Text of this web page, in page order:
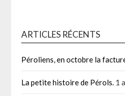
ARTICLES RÉCENTS
Péroliens, en octobre la
La petite histoire de Pérols. 1